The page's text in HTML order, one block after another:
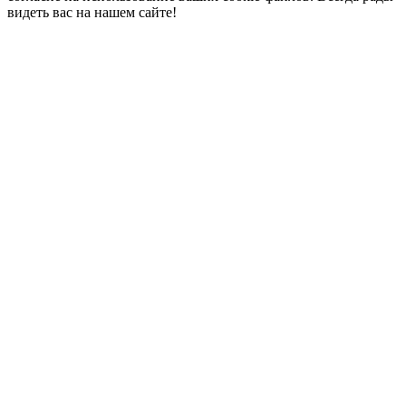
видеть вас на нашем сайте!